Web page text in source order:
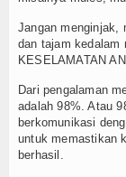
Jangan menginjak,
dan tajam kedalam
KESELAMATAN
Dari pengalaman
adalah 98%. Atau
berkomunikasi
untuk memastikan
berhasil.